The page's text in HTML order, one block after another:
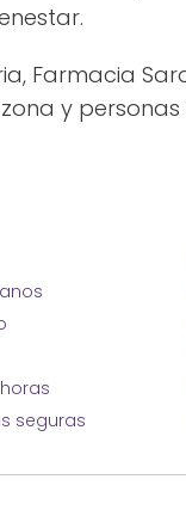
Farmacia
y personas
seguras